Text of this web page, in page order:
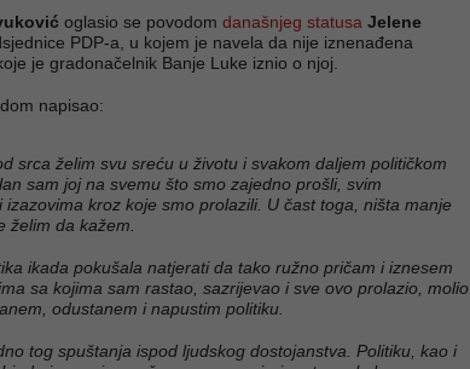
oglasio se povodom današnjeg statusa Jelene
PDP-a, u kojem je navela da nije iznenađena
je gradonačelnik Banje Luke iznio o njoj.
napisao:
srca želim svu sreću u životu i svakom daljem političkom
sam joj na svemu što smo zajedno prošli, svim
izazovima kroz koje smo prolazili. U čast toga, ništa manje
želim da kažem.
ikada pokušala natjerati da tako ružno pričam i iznesem
sa kojima sam rastao, sazrijevao i sve ovo prolazio, molio
odustanem i napustim politiku.
tog spuštanja ispod ljudskog dostojanstva. Politiku, kao i